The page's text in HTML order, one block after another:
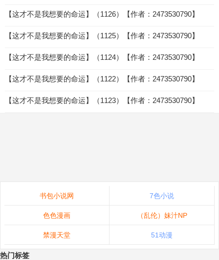
【这才不是我想要的命运】（1126）【作者：2473530790】
【这才不是我想要的命运】（1125）【作者：2473530790】
【这才不是我想要的命运】（1124）【作者：2473530790】
【这才不是我想要的命运】（1122）【作者：2473530790】
【这才不是我想要的命运】（1123）【作者：2473530790】
书包小说网 7色小说
色色漫画 （乱伦）妹汁NP
禁漫天堂 51动漫
热门标签